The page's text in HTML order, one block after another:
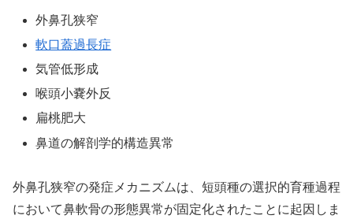
外鼻孔狭窄
軟口蓋過長症
気管低形成
喉頭小嚢外反
扁桃肥大
鼻道の解剖学的構造異常
外鼻孔狭窄の発症メカニズムは、短頭種の選択的育種過程
において鼻軟骨の形態異常が固定化されたことに起因しま